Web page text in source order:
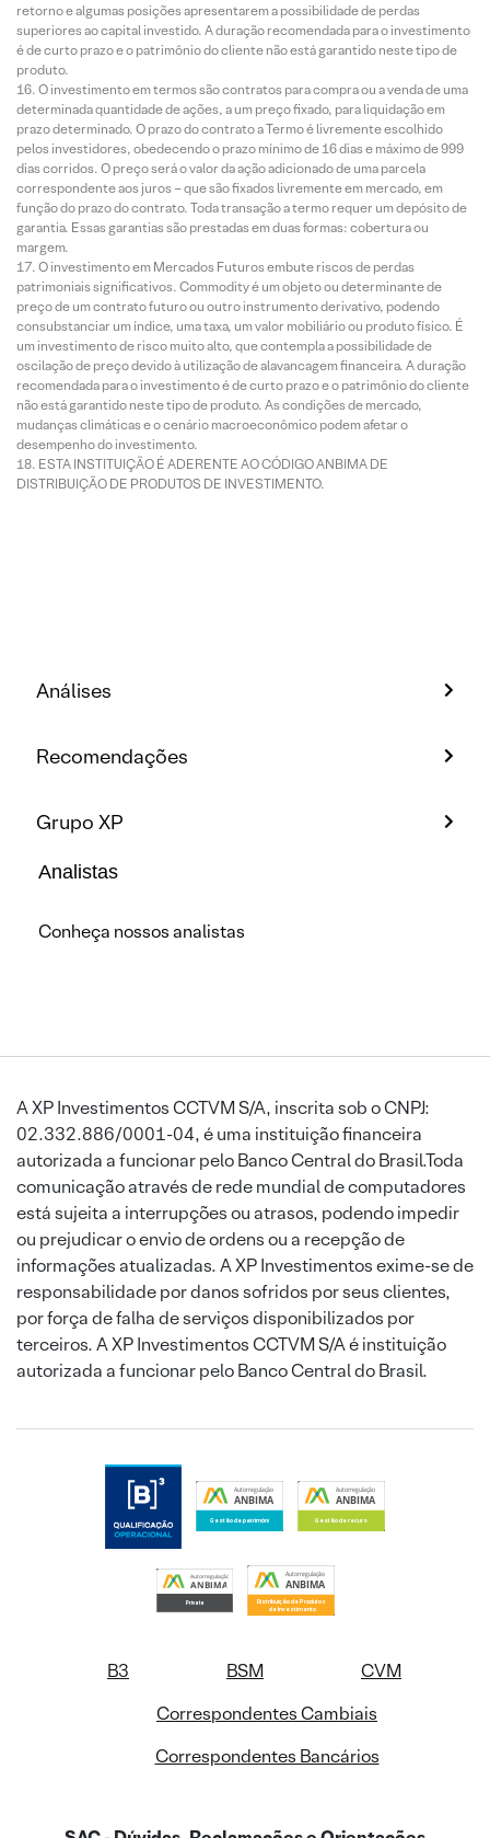
retorno e algumas posições apresentarem a possibilidade de perdas
superiores ao capital investido. A duração recomendada para o investimento
é de curto prazo e o patrimônio do cliente não está garantido neste tipo de
produto.
O investimento em termos são contratos para compra ou a venda de uma
determinada quantidade de ações, a um preço fixado, para liquidação em
prazo determinado. O prazo do contrato a Termo é livremente escolhido
pelos investidores, obedecendo o prazo mínimo de 16 dias e máximo de 999
dias corridos. O preço será o valor da ação adicionado de uma parcela
correspondente aos juros – que são fixados livremente em mercado, em
função do prazo do contrato. Toda transação a termo requer um depósito de
garantia. Essas garantias são prestadas em duas formas: cobertura ou
margem.
O investimento em Mercados Futuros embute riscos de perdas
patrimoniais significativos. Commodity é um objeto ou determinante de
preço de um contrato futuro ou outro instrumento derivativo, podendo
consubstanciar um índice, uma taxa, um valor mobiliário ou produto físico. É
um investimento de risco muito alto, que contempla a possibilidade de
oscilação de preço devido à utilização de alavancagem financeira. A duração
recomendada para o investimento é de curto prazo e o patrimônio do cliente
não está garantido neste tipo de produto. As condições de mercado,
mudanças climáticas e o cenário macroeconômico podem afetar o
desempenho do investimento.
ESTA INSTITUIÇÃO É ADERENTE AO CÓDIGO ANBIMA DE
DISTRIBUIÇÃO DE PRODUTOS DE INVESTIMENTO.
Análises
Recomendações
Grupo XP
Analistas
Conheça nossos analistas
A XP Investimentos CCTVM S/A, inscrita sob o CNPJ:
02.332.886/0001-04, é uma instituição financeira
autorizada a funcionar pelo Banco Central do Brasil.Toda
comunicação através de rede mundial de computadores
está sujeita a interrupções ou atrasos, podendo impedir
ou prejudicar o envio de ordens ou a recepção de
informações atualizadas. A XP Investimentos exime-se de
responsabilidade por danos sofridos por seus clientes,
por força de falha de serviços disponibilizados por
terceiros. A XP Investimentos CCTVM S/A é instituição
autorizada a funcionar pelo Banco Central do Brasil.
B3 BSM
CVM
Correspondentes Cambiais
Correspondentes Bancários